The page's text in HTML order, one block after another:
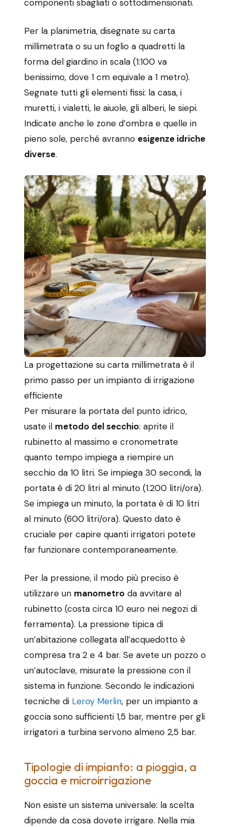
componenti sbagliati o sottodimensionati.
Per la planimetria, disegnate su carta
millimetrata o su un foglio a quadretti la
forma del giardino in scala (1:100 va
benissimo, dove 1 cm equivale a 1 metro).
Segnate tutti gli elementi fissi: la casa, i
muretti, i vialetti, le aiuole, gli alberi, le siepi.
Indicate anche le zone d’ombra e quelle in
pieno sole, perché avranno esigenze idriche
diverse.
La progettazione su carta millimetrata è il
primo passo per un impianto di irrigazione
efficiente
Per misurare la portata del punto idrico,
usate il metodo del secchio: aprite il
rubinetto al massimo e cronometrate
quanto tempo impiega a riempire un
secchio da 10 litri. Se impiega 30 secondi, la
portata è di 20 litri al minuto (1.200 litri/ora).
Se impiega un minuto, la portata è di 10 litri
al minuto (600 litri/ora). Questo dato è
cruciale per capire quanti irrigatori potete
far funzionare contemporaneamente.
Per la pressione, il modo più preciso è
utilizzare un manometro da avvitare al
rubinetto (costa circa 10 euro nei negozi di
ferramenta). La pressione tipica di
un’abitazione collegata all’acquedotto è
compresa tra 2 e 4 bar. Se avete un pozzo o
un’autoclave, misurate la pressione con il
sistema in funzione. Secondo le indicazioni
tecniche di Leroy Merlin, per un impianto a
goccia sono sufficienti 1,5 bar, mentre per gli
irrigatori a turbina servono almeno 2,5 bar.
Tipologie di impianto: a pioggia, a
goccia e microirrigazione
Non esiste un sistema universale: la scelta
dipende da cosa dovete irrigare. Nella mia